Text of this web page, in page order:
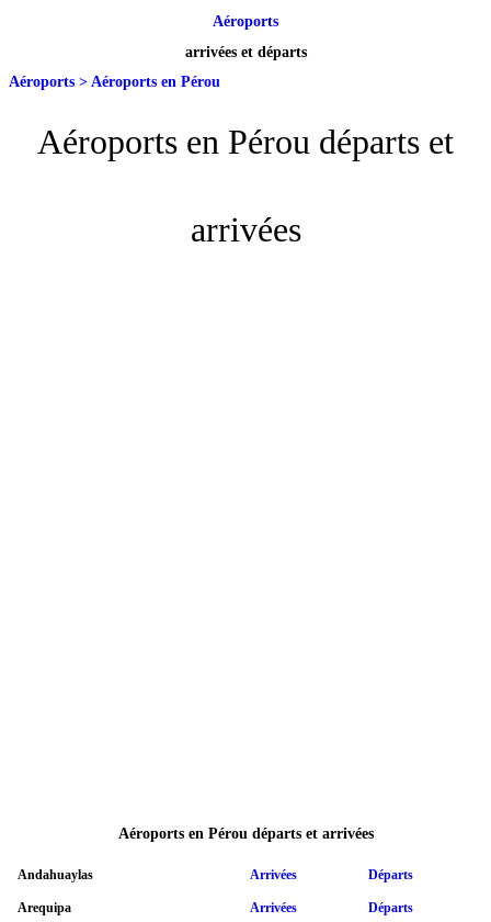
Aéroports
arrivées et départs
Aéroports > Aéroports en Pérou
Aéroports en Pérou départs et
arrivées
Aéroports en Pérou départs et arrivées
Andahuaylas Arrivées Départs
Arequipa Arrivées Départs